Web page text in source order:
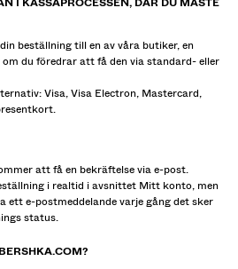
beställning till en av våra butiker, en
du föredrar att få den via standard- eller
Visa, Visa Electron, Mastercard,
att få en bekräftelse via e-post.
i realtid i avsnittet Mitt konto, men
ett e-postmeddelande varje gång det sker
status.